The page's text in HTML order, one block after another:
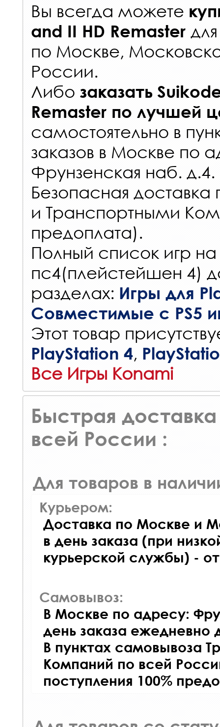
Вы всегда можете
and II HD Remaster
по Москве,
России.
Либо заказать
Remaster по лучшей
самостоятельно в
заказов в Москве по
Фрунзенская наб. д.4.
Безопасная
и Транспортными
предоплата).
Полный список игр на
пс4(плейстейшен 4)
разделах: Игры для
Совместимые с PS5
Этот товар
PlayStation 4,
Все Игры Konami
Быстрая доставка
всей России :
Для товаров в
Курьером:
Доставка по Москве и
в день заказа (при
курьерской службы) -
Самовывоз:
В Москве по адресу:
день заказа ежедневно
В пунктах самовывоза
Компаний по всей
поступления 100%